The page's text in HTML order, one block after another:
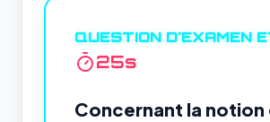
QUESTION D'EXAMEN
24s
Concernant la notion